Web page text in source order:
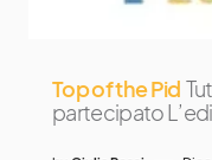
Top of the Pid
partecipato